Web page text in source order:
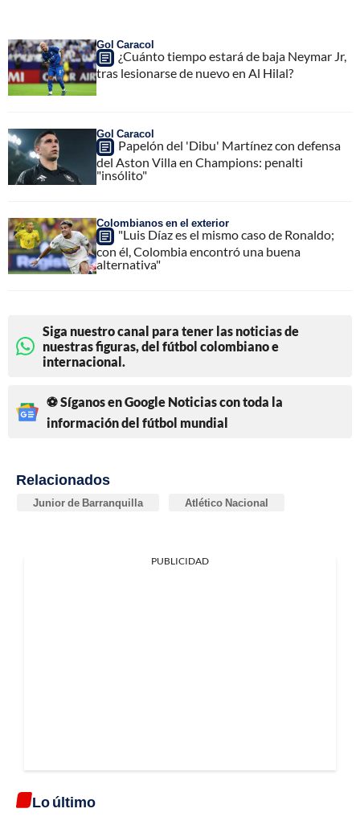
Gol Caracol
¿Cuánto tiempo estará de baja Neymar Jr,
tras lesionarse de nuevo en Al Hilal?
Gol Caracol
Papelón del 'Dibu' Martínez con defensa
del Aston Villa en Champions: penalti
"insólito"
Colombianos en el exterior
"Luis Díaz es el mismo caso de Ronaldo;
con él, Colombia encontró una buena
alternativa"
Siga nuestro canal para tener las noticias de
nuestras figuras, del fútbol colombiano e
internacional.
⚽ Síganos en Google Noticias con toda la
información del fútbol mundial
Relacionados
Junior de Barranquilla Atlético Nacional
PUBLICIDAD
Lo último